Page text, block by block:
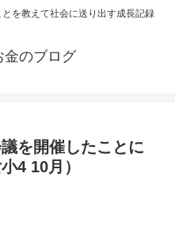
を教えて社会に送り出す成長記録
金のブログ
を開催したことに
4 10月）